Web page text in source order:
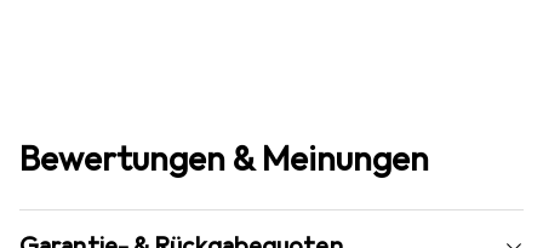
Bewertungen & Meinungen